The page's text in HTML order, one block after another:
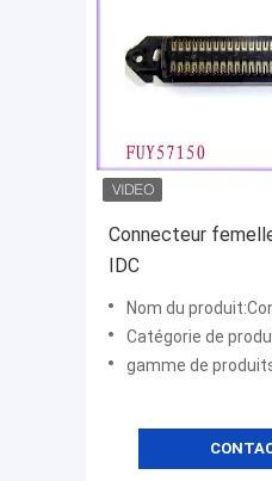
Connecteur
IDC
Nom du
Catégorie de
gamme de